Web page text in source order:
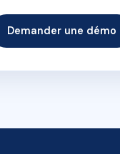
Demander une démo